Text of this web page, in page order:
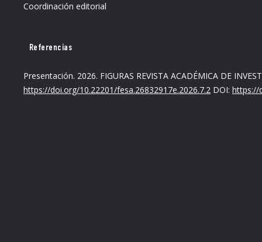
Coordinación editorial
Referencias
Presentación. 2026. FIGURAS REVISTA ACADÉMICA DE
https://doi.org/10.22201/fesa.26832917e.2026.7.2DOI: https://